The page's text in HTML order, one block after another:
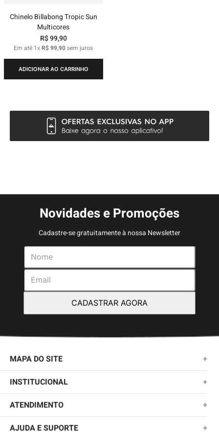
Chinelo Billabong Tropic Sun
Multicores
R$99,90
Em até 1xR$99,90sem juros
ADICIONAR AO CARRINHO
Novidades e Promoções
Cadastre-se gratuitamente à nossa Newsletter
CADASTRAR AGORA
MAPA DO SITE +
NOVIDADES
MASCULINO
KIDS
INSTITUCIONAL +
SOBRE NÓS
TROCAS E DEVOLUÇÕES
ATENDIMENTO +
(11)2010-1028
AJUDA E SUPORTE +